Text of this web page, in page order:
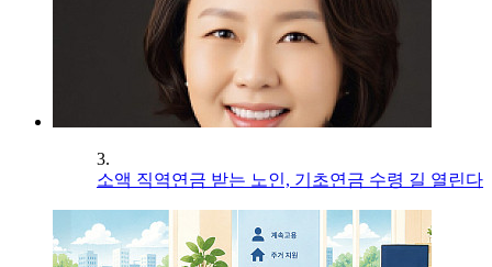
3.
소액 직역연금 받는 노인, 기초연금 수령 길 열린다